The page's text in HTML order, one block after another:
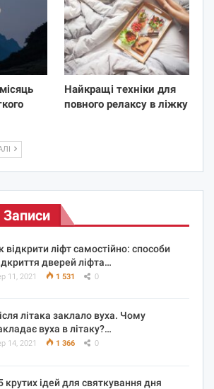
Найкращі техніки для
повного релаксу в ліжку
Записи
відкрити ліфт самостійно: способи
дверей ліфта…
11, 2021 1 531 0
літака заклало вуха. Чому
вуха в літаку?…
14, 2021 1 366 0
крутих ідей для святкування дня